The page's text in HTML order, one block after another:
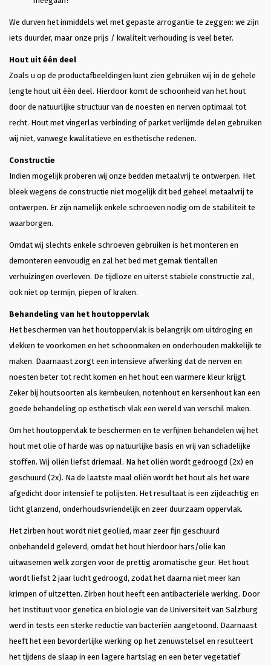
We durven het inmiddels wel met gepaste arrogantie te zeggen: we zijn
iets duurder, maar onze prijs / kwaliteit verhouding is veel beter.
Hout uit één deel
Zoals u op de productafbeeldingen kunt zien gebruiken wij in de gehele
lengte hout uit één deel. Hierdoor komt de schoonheid van het hout
door de natuurlijke structuur van de noesten en nerven optimaal tot
recht. Hout met vingerlas verbinding of parket verlijmde delen gebruiken
wij niet, vanwege kwalitatieve en esthetische redenen.
Constructie
Indien mogelijk proberen wij onze bedden metaalvrij te ontwerpen. Het
bleek wegens de constructie niet mogelijk dit bed geheel metaalvrij te
ontwerpen. Er zijn namelijk enkele schroeven nodig om de stabiliteit te
waarborgen.
Omdat wij slechts enkele schroeven gebruiken is het monteren en
demonteren eenvoudig en zal het bed met gemak tientallen
verhuizingen overleven. De tijdloze en uiterst stabiele constructie zal,
ook niet op termijn, piepen of kraken.
Behandeling van het houtoppervlak
Het beschermen van het houtoppervlak is belangrijk om uitdroging en
vlekken te voorkomen en het schoonmaken en onderhouden makkelijk te
maken. Daarnaast zorgt een intensieve afwerking dat de nerven en
noesten beter tot recht komen en het hout een warmere kleur krijgt.
Zeker bij houtsoorten als kernbeuken, notenhout en kersenhout kan een
goede behandeling op esthetisch vlak een wereld van verschil maken.
Om het houtoppervlak te beschermen en te verfijnen behandelen wij het
hout met olie of harde was op natuurlijke basis en vrij van schadelijke
stoffen. Wij oliën liefst driemaal. Na het oliën wordt gedroogd (2x) en
geschuurd (2x). Na de laatste maal oliën wordt het hout als het ware
afgedicht door intensief te polijsten. Het resultaat is een zijdeachtig en
licht glanzend, onderhoudsvriendelijk en zeer duurzaam oppervlak.
Het zirben hout wordt niet geolied, maar zeer fijn geschuurd
onbehandeld geleverd, omdat het hout hierdoor hars/olie kan
uitwasemen welk zorgen voor de prettig aromatische geur. Het hout
wordt liefst 2 jaar lucht gedroogd, zodat het daarna niet meer kan
krimpen of uitzetten. Zirben hout heeft een antibacteriële werking. Door
het Instituut voor genetica en biologie van de Universiteit van Salzburg
werd in tests een sterke reductie van bacteriën aangetoond. Daarnaast
heeft het een bevorderlijke werking op het zenuwstelsel en resulteert
het tijdens de slaap in een lagere hartslag en een beter vegetatief